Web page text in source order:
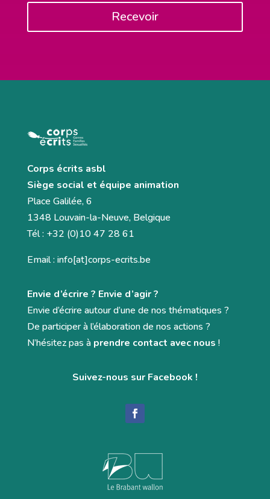
Recevoir
Corps écrits asbl
Siège social et équipe animation
Place Galilée, 6
1348 Louvain-la-Neuve, Belgique
Tél : +32 (0)10 47 28 61
Email : info[at]corps-ecrits.be
Envie d’écrire ? Envie d’agir ?
Envie d’écrire autour d’une de nos thématiques ?
De participer à l’élaboration de nos actions ?
N’hésitez pas à prendre contact avec nous !
Suivez-nous sur Facebook !